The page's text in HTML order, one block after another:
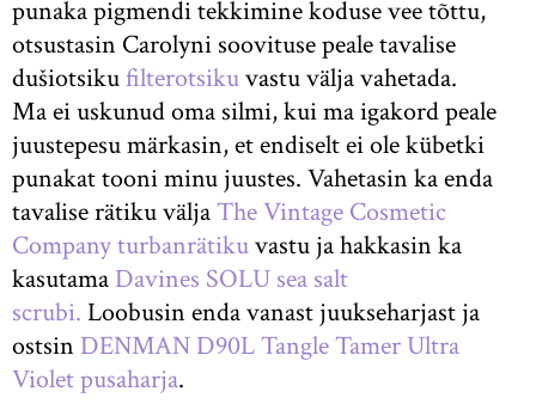
punaka pigmendi tekkimine koduse vee tõttu,
otsustasin Carolyni soovituse peale tavalise
dušiotsikufilterotsikuvastu välja vahetada.
Ma ei uskunud oma silmi, kui ma igakord peale
juustepesu märkasin, et endiselt ei ole kübetki
punakat tooni minu juustes. Vahetasin ka enda
tavalise rätiku väljaThe Vintage Cosmetic
Company turbanrätikuvastu ja hakkasin ka
kasutama Davines SOLU sea salt
scrubi. Loobusin enda vanast juukseharjast ja
ostsin DENMAN D90L Tangle Tamer Ultra
Violet pusaharja.